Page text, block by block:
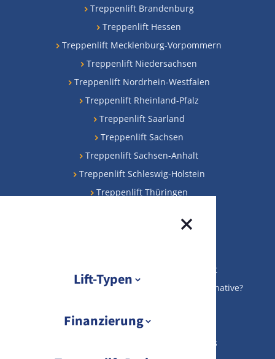
Treppenlift Brandenburg
Treppenlift Hessen
Treppenlift Mecklenburg-Vorpommern
Treppenlift Niedersachsen
Treppenlift Nordrhein-Westfalen
Treppenlift Rheinland-Pfalz
Treppenlift Saarland
Treppenlift Sachsen
Treppenlift Sachsen-Anhalt
Treppenlift Schleswig-Holstein
Treppenlift Thüringen
Beliebteste Beiträge
KfW-Förderung für Ihren Treppenlift
Gebrauchte Treppenlifte: preiswerte Alternative?
Gebrauchten Treppenlift verkaufen
Treppenlift kaufen: Die besten Tipps
Lift-Typen
Übersicht Lift-Typen
Finanzierung
Übersicht Finanzierung